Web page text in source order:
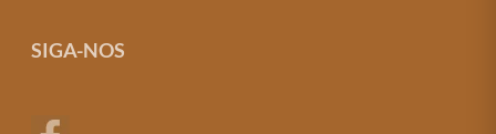
SIGA-NOS